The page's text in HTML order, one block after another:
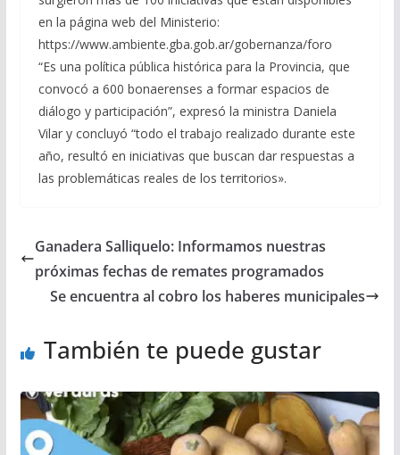
en la página web del Ministerio:
https://www.ambiente.gba.gob.ar/gobernanza/foro
“Es una política pública histórica para la Provincia, que
convocó a 600 bonaerenses a formar espacios de
diálogo y participación”, expresó la ministra Daniela
Vilar y concluyó “todo el trabajo realizado durante este
año, resultó en iniciativas que buscan dar respuestas a
las problemáticas reales de los territorios».
Ganadera Salliquelo: Informamos nuestras
próximas fechas de remates programados
Se encuentra al cobro los haberes municipales
También te puede gustar